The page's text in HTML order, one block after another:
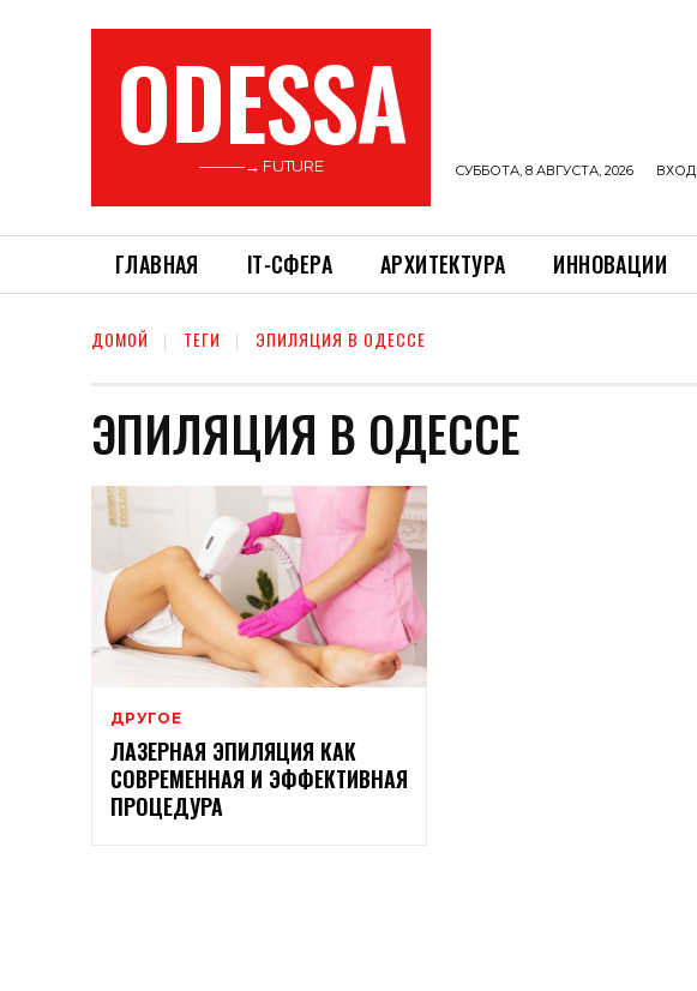
ODESSA
———→ FUTURE СУББОТА, 8 АВГУСТА, 2026 ВХОД
ГЛАВНАЯ ІТ-СФЕРА АРХИТЕКТУРА ИННОВАЦИИ
ДОМОЙ ТЕГИ ЭПИЛЯЦИЯ В ОДЕССЕ
ЭПИЛЯЦИЯ В ОДЕССЕ
ДРУГОЕ
ЛАЗЕРНАЯ ЭПИЛЯЦИЯ КАК
СОВРЕМЕННАЯ И ЭФФЕКТИВНАЯ
ПРОЦЕДУРА